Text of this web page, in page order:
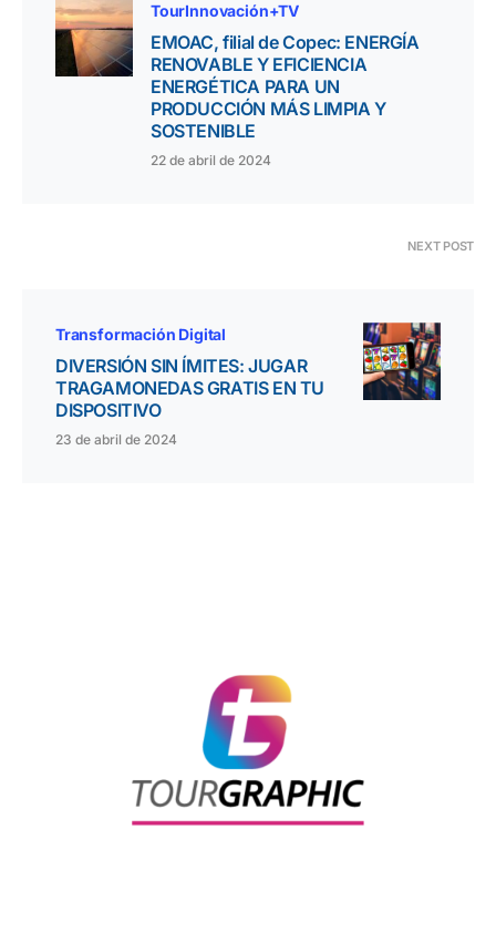
TourInnovación+TV
EMOAC, filial de Copec: ENERGÍA
RENOVABLE Y EFICIENCIA
ENERGÉTICA PARA UN
PRODUCCIÓN MÁS LIMPIA Y
SOSTENIBLE
22 de abril de 2024
NEXT POST
Transformación Digital
DIVERSIÓN SIN ÍMITES: JUGAR
TRAGAMONEDAS GRATIS EN TU
DISPOSITIVO
23 de abril de 2024